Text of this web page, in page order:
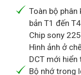
Toàn bộ
bản T1 đến
Chip sony
Hình ảnh ở
DCT mới hiển
Bộ nhớ trong